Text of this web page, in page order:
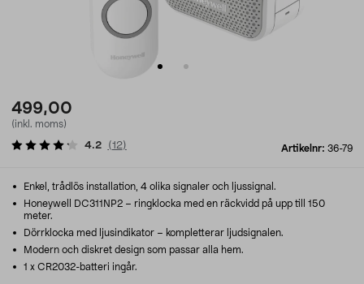
499,00
(inkl. moms)
Artikelnr: 36-79
4.2 (12)
Enkel, trådlös installation, 4 olika signaler och ljussignal.
Honeywell DC311NP2 – ringklocka med en räckvidd på upp till 150
meter.
Dörrklocka med ljusindikator – kompletterar ljudsignalen.
Modern och diskret design som passar alla hem.
1 x CR2032-batteri ingår.